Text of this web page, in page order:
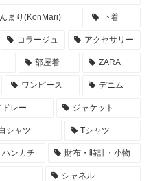
まり(KonMari) 下着
コラージュ アクセサリー
部屋着 ZARA
ワンピース デニム
ドレー ジャケット
シャツ Tシャツ
ハンカチ 財布・時計・小物
シャネル